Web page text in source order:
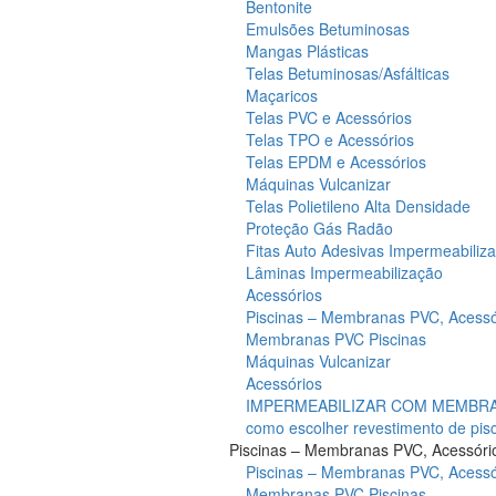
Bentonite
Emulsões Betuminosas
Mangas Plásticas
Telas Betuminosas/Asfálticas
Maçaricos
Telas PVC e Acessórios
Telas TPO e Acessórios
Telas EPDM e Acessórios
Máquinas Vulcanizar
Telas Polietileno Alta Densidade
Proteção Gás Radão
Fitas Auto Adesivas
Lâminas Impermeabilização
Acessórios
Piscinas – Membranas PVC,
Membranas PVC Piscinas
Máquinas Vulcanizar
Acessórios
IMPERMEABILIZAR COM
como escolher revestimento de
Piscinas – Membranas PVC,
Piscinas – Membranas PVC,